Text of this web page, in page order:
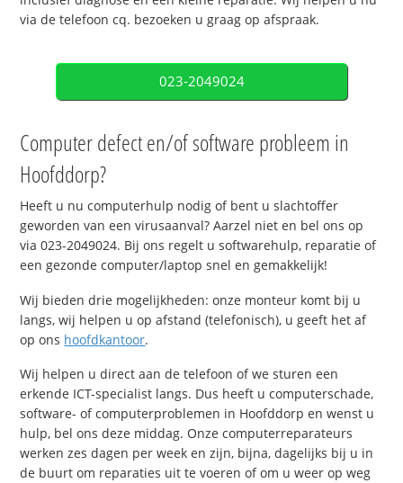
via de telefoon cq. bezoeken u graag op afspraak.
023-2049024
Computer defect en/of software probleem in
Hoofddorp?
Heeft u nu computerhulp nodig of bent u slachtoffer
geworden van een virusaanval? Aarzel niet en bel ons op
via 023-2049024. Bij ons regelt u softwarehulp, reparatie of
een gezonde computer/laptop snel en gemakkelijk!
Wij bieden drie mogelijkheden: onze monteur komt bij u
langs, wij helpen u op afstand (telefonisch), u geeft het af
op ons hoofdkantoor.
Wij helpen u direct aan de telefoon of we sturen een
erkende ICT-specialist langs. Dus heeft u computerschade,
software- of computerproblemen in Hoofddorp en wenst u
hulp, bel ons deze middag. Onze computerreparateurs
werken zes dagen per week en zijn, bijna, dagelijks bij u in
de buurt om reparaties uit te voeren of om u weer op weg